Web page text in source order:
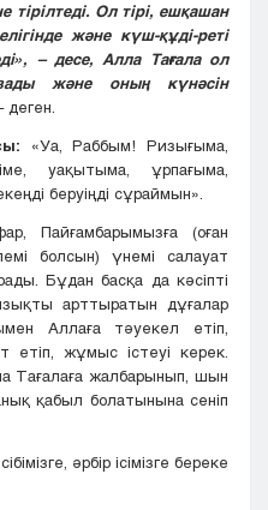
тірілтеді. Ол тірі, ешқашан
және күш-құді-реті
– десе, Алла Тағала ол
және оның күнәсін
деген.
«Уа, Раббым! Ризығыма,
уақытыма, ұрпағыма,
беруіңді сұраймын».
Пайғамбарымызға (оған
болсын) үнемі салауат
Бұдан басқа да кәсіпті
арттыратын дұғалар
Аллаға тәуекел етіп,
етіп, жұмыс істеуі керек.
Тағалаға жалбарынып, шын
қабыл болатынына сеніп
әрбір ісімізге береке